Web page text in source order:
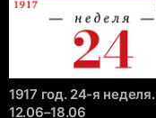
1917 год. 24-я неделя.
12.06–18.06